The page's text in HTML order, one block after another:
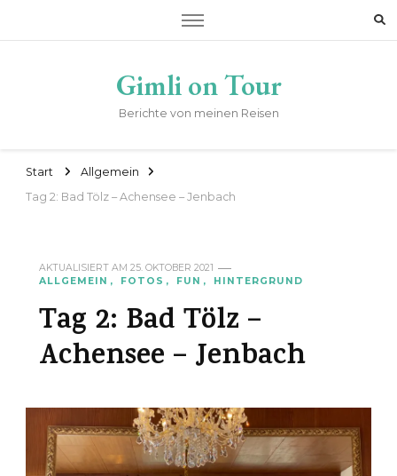
Gimli on Tour
Berichte von meinen Reisen
Start
Allgemein
Tag 2: Bad Tölz – Achensee – Jenbach
AKTUALISIERT AM 25. OKTOBER 2021
ALLGEMEIN
FOTOS FUN HINTERGRUND
Tag 2: Bad Tölz –
Achensee – Jenbach